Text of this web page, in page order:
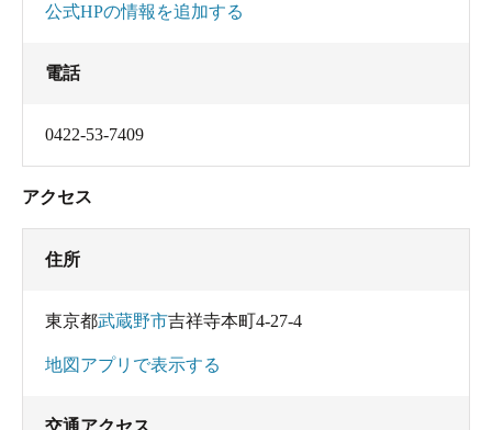
公式HPの情報を追加する
電話
0422-53-7409
アクセス
住所
東京都武蔵野市吉祥寺本町4-27-4
地図アプリで表示する
交通アクセス